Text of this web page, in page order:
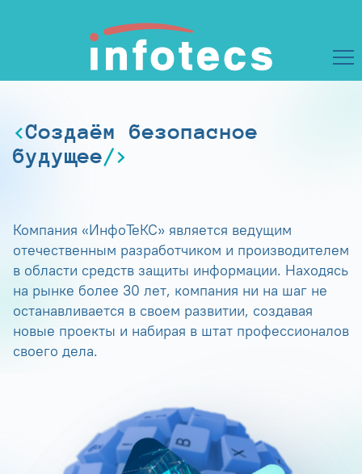
Создаём безопасное
будущее
Компания «ИнфоТеКС» является ведущим
отечественным разработчиком и производителем
в области средств защиты информации. Находясь
на рынке более 30 лет, компания ни на шаг не
останавливается в своем развитии, создавая
новые проекты и набирая в штат профессионалов
своего дела.